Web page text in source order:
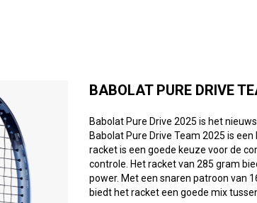
BABOLAT PURE DRIVE
Babolat Pure Drive 2025 is het
Babolat Pure Drive Team 2025 is
racket is een goede keuze voor de
controle. Het racket van 285 gram
power. Met een snaren patroon van
biedt het racket een goede mix